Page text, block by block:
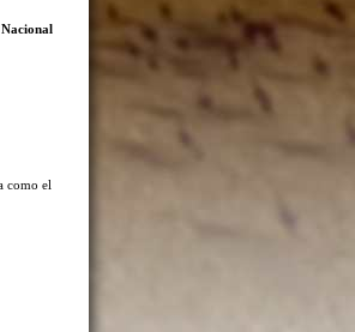
como el